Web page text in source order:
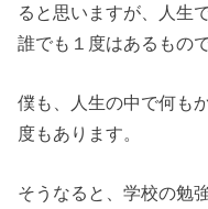
ると思いますが、人生
誰でも１度はあるもので
僕も、人生の中で何も
度もあります。
そうなると、学校の勉